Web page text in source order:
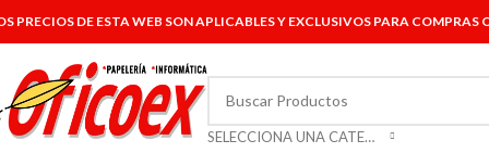
PRECIOS DE ESTA WEB SON APLICABLES Y EXCLUSIVOS PARA COMPRAS
SELECCIONA UNA CATEGORÍA